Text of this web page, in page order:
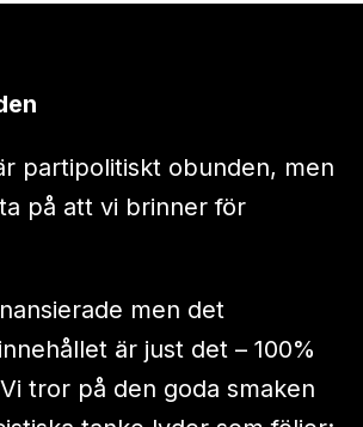
partipolitiskt obunden, men
på att vi brinner för
men det
är just det – 100%
tror på den goda smaken